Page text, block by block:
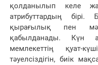
қолданылып келе
атрибуттардың бірі.
қырағылық пен
қабылданады. Күн
мемлекеттің қуат-
тәуелсіздігін, биік